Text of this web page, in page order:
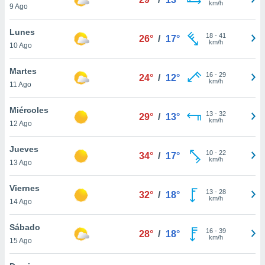
y
más
nuestra
y
de
disponible
cookies
9 Ago
km/h
Lunes
10 Ago
26° / 17° 18- 41
km/h
Martes
11 Ago
24° / 12° 16- 29
km/h
Miércoles
12 Ago
29° / 13° 13- 32
km/h
Jueves
13 Ago
34° / 17° 10- 22
km/h
Viernes
14 Ago
32° / 18° 13- 28
km/h
Sábado
15 Ago
28° / 18° 16- 39
km/h